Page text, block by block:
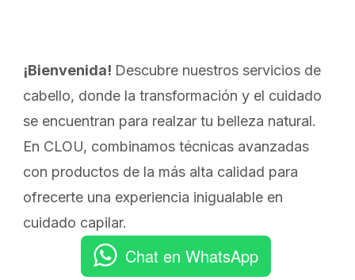
¡Bienvenida! Descubre nuestros servicios de
cabello, donde la transformación y el cuidado
se encuentran para realzar tu belleza natural.
En CLOU, combinamos técnicas avanzadas
con productos de la más alta calidad para
ofrecerte una experiencia inigualable en
cuidado capilar.
Chat en WhatsApp